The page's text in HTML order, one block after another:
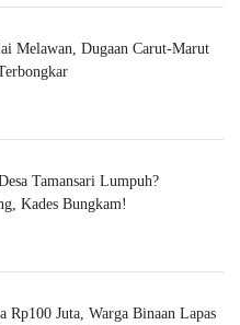
Melawan, Dugaan Carut-Marut
Tamansari Lumpuh?
Kades Bungkam!
Rp100 Juta, Warga Binaan Lapas